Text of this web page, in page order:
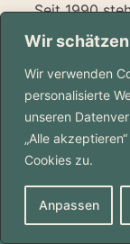
Wir
Wir verwenden
personalisierte
unseren
„Alle
Cookies zu.
Anpassen
Seit 1990
Gemeinschaft
frisch,